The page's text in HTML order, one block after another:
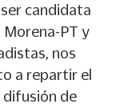
candidata
Morena-PT y
nos
a repartir el
difusión de